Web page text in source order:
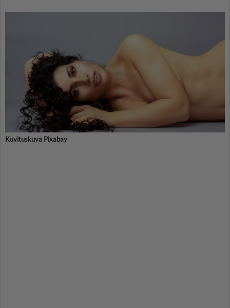
Kuvituskuva Pixabay